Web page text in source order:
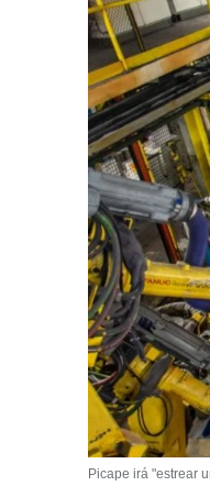
Picape irá "estrear